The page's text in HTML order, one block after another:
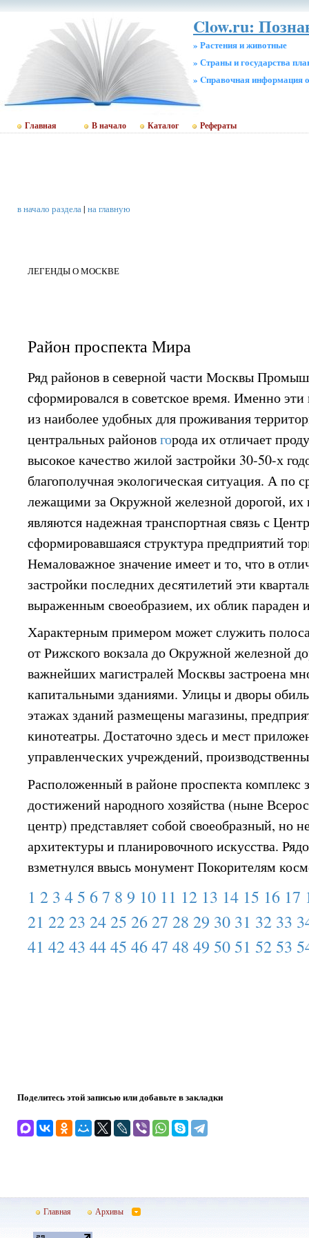
Clow.ru:
» Растения и животные
» Страны и государства
» Cправочная информация
Главная В начало Каталог Рефераты
в начало раздела| на главную
ЛЕГЕНДЫ О МОСКВЕ
Район проспекта Мира
Ряд районов в северной части Москвы
сформировался в советское время. Именно
из наиболее удобных для проживания
центральных районовгорода их отличает
высокое качество жилой застройки 30-50-х
благополучная экологическая ситуация. А по
лежащими за Окружной железной дорогой,
являются надежная транспортная связь с
сформировавшаяся структура предприятий
Немаловажное значение имеет и то, что в
застройки последних десятилетий эти
выраженным своеобразием, их облик параден
Характерным примером может служить
от Рижского вокзала до Окружной железной
важнейших магистралей Москвы застроена
капитальными зданиями. Улицы и дворы
этажах зданий размещены магазины,
кинотеатры. Достаточно здесь и мест
управленческих учреждений,
Расположенный в районе проспекта комплекс
достижений народного хозяйства (ныне
центр) представляет собой своеобразный, но
архитектуры и планировочного искусства.
взметнулся ввысь монумент Покорителям
1 2 3 4 5 6 7 8 9 10 11 12 13 14 15 16 17
21 22 23 24 25 26 27 28 29 30 31 32 33
41 42 43 44 45 46 47 48 49 50 51 52 53
Поделитесь этой записью или добавьте в закладки
Главная Архивы